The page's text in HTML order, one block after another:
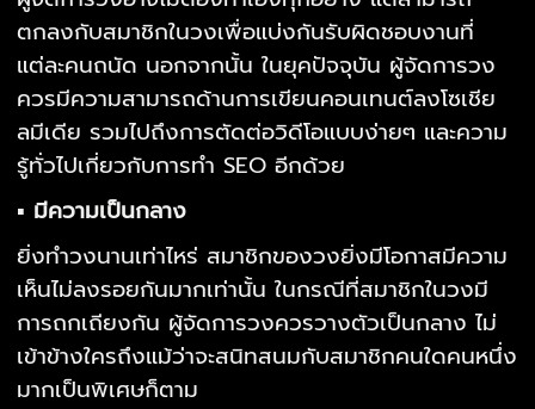
ตกลงกับสมาชิกในวงเพื่อแบ่งกันรับผิดชอบงานที่
แต่ละคนถนัด นอกจากนั้น ในยุคปัจจุบัน ผู้จัดการวง
ควรมีความสามารถด้านการเขียนคอนเทนต์ลงโซเชีย
ลมีเดีย รวมไปถึงการตัดต่อวิดีโอแบบง่ายๆ และความ
รู้ทั่วไปเกี่ยวกับการทำ SEO อีกด้วย
▪ มีความเป็นกลาง
ยิ่งทำวงนานเท่าไหร่ สมาชิกของวงยิ่งมีโอกาสมีความ
เห็นไม่ลงรอยกันมากเท่านั้น ในกรณีที่สมาชิกในวงมี
การถกเถียงกัน ผู้จัดการวงควรวางตัวเป็นกลาง ไม่
เข้าข้างใครถึงแม้ว่าจะสนิทสนมกับสมาชิกคนใดคนหนึ่ง
มากเป็นพิเศษก็ตาม